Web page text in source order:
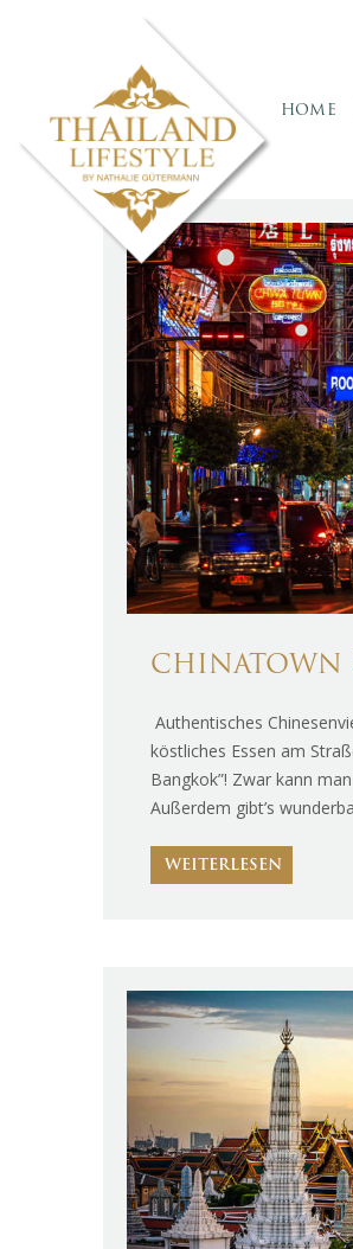
HOME
CHINATOWN
Authentisches
köstliches Essen am
Bangkok”! Zwar kann
Außerdem gibt’s
WEITERLESEN